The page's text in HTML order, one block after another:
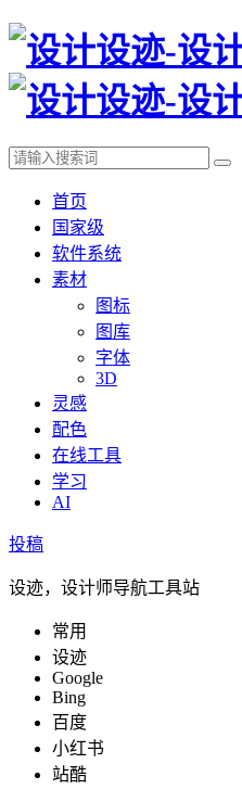
首页
国家级
软件系统
素材
图标
图库
字体
3D
灵感
配色
在线工具
学习
AI
投稿
设迹，设计师导航工具站
常用
设迹
Google
Bing
百度
小红书
站酷